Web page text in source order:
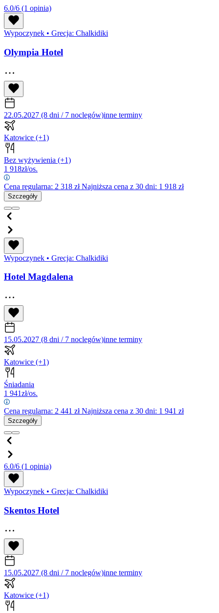
6.0/6 (1 opinia)
Wypoczynek • Grecja: Chalkidiki
Olympia Hotel
22.05.2027 (8 dni / 7 noclegów)inne terminy
Katowice (+1)
Bez wyżywienia (+1)
1 918zł/os.
Cena regularna: 2 318 złNajniższa cena z 30 dni: 1 918 zł
Szczegóły
Wypoczynek • Grecja: Chalkidiki
Hotel Magdalena
15.05.2027 (8 dni / 7 noclegów)inne terminy
Katowice (+1)
Śniadania
1 941zł/os.
Cena regularna: 2 441 złNajniższa cena z 30 dni: 1 941 zł
Szczegóły
6.0/6 (1 opinia)
Wypoczynek • Grecja: Chalkidiki
Skentos Hotel
15.05.2027 (8 dni / 7 noclegów)inne terminy
Katowice (+1)